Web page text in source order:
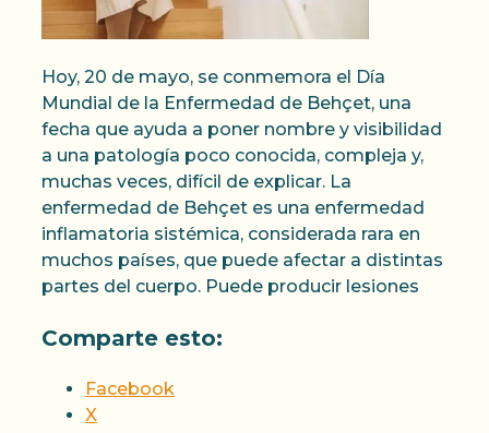
Hoy, 20 de mayo, se conmemora el Día
Mundial de la Enfermedad de Behçet, una
fecha que ayuda a poner nombre y visibilidad
a una patología poco conocida, compleja y,
muchas veces, difícil de explicar. La
enfermedad de Behçet es una enfermedad
inflamatoria sistémica, considerada rara en
muchos países, que puede afectar a distintas
partes del cuerpo. Puede producir lesiones
Comparte esto:
Facebook
X